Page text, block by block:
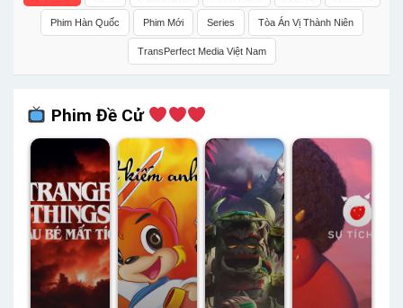
Phim Hàn Quốc Phim Mới Series Tòa Án Vị Thành Niên
TransPerfect Media Việt Nam
Phim Đề Cử